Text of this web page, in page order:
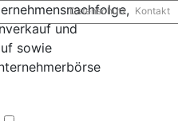
Datenschutz Kontakt